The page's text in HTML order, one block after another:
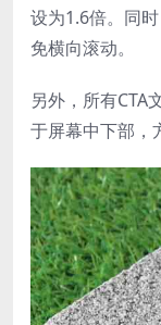
设为1.6倍。同
免横向滚动。
另外，所有CTA
于屏幕中下部，